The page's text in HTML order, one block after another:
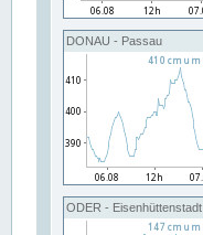
DONAU - Passau
ODER - Eisenhüttenstadt